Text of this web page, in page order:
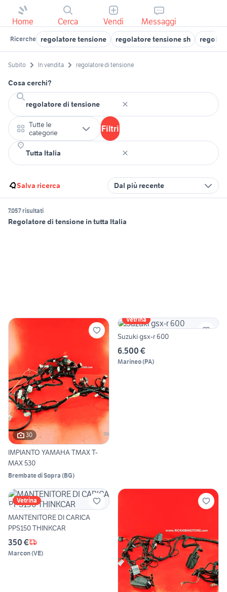
Home Cerca Vendi Messaggi
Ricerche regolatore tensione regolatore tensione sh
Subito In vendita regolatore di tensione
Cosa cerchi?
Tutte le
categorie
Filtri
Salva ricerca Dal più recente
7.057 risultati
Regolatore di tensione in tutta Italia
30
IMPIANTO YAMAHA TMAX T-
MAX 530
Brembate di Sopra (BG)
Vetrina
Suzuki gsx-r 600
6.500 €
Marineo(PA)
Vetrina
MANTENITORE DI CARICA
PPS150 THINKCAR
350 €
Marcon(VE)